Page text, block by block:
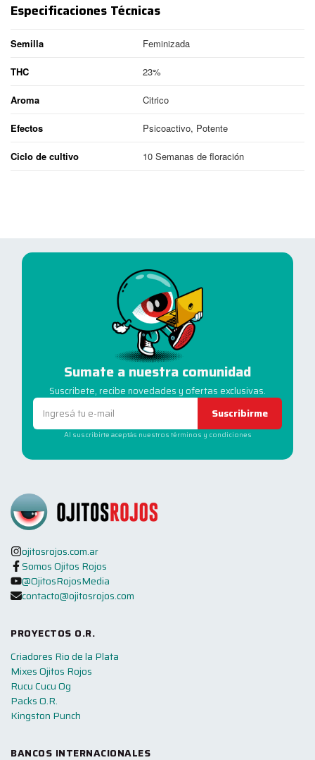
Especificaciones Técnicas
Semilla Feminizada
THC 23%
Aroma Citrico
Efectos Psicoactivo, Potente
Ciclo de cultivo 10 Semanas de floración
Sumate a nuestra comunidad
Suscribete, recibe novedades y ofertas exclusivas.
Suscribirme
Al suscribirte aceptás nuestros términos y condiciones
ojitosrojos.com.ar
Somos Ojitos Rojos
@OjitosRojosMedia
contacto@ojitosrojos.com
PROYECTOS O.R.
Criadores Rio de la Plata
Mixes Ojitos Rojos
Rucu Cucu Og
Packs O.R.
Kingston Punch
BANCOS INTERNACIONALES